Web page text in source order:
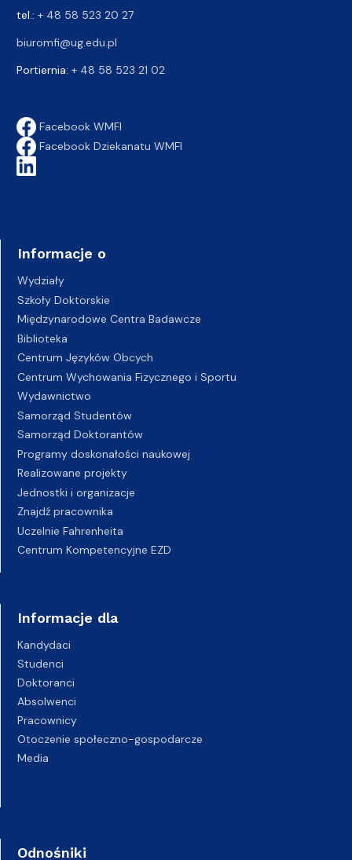
tel.: + 48 58 523 20 27
biuromfi@ug.edu.pl
Portiernia: + 48 58 523 21 02
Facebook WMFI
Facebook Dziekanatu WMFI
Informacje o
Wydziały
Szkoły Doktorskie
Międzynarodowe Centra Badawcze
Biblioteka
Centrum Języków Obcych
Centrum Wychowania Fizycznego i Sportu
Wydawnictwo
Samorząd Studentów
Samorząd Doktorantów
Programy doskonałości naukowej
Realizowane projekty
Jednostki i organizacje
Znajdź pracownika
Uczelnie Fahrenheita
Centrum Kompetencyjne EZD
Informacje dla
Kandydaci
Studenci
Doktoranci
Absolwenci
Pracownicy
Otoczenie społeczno-gospodarcze
Media
Odnośniki